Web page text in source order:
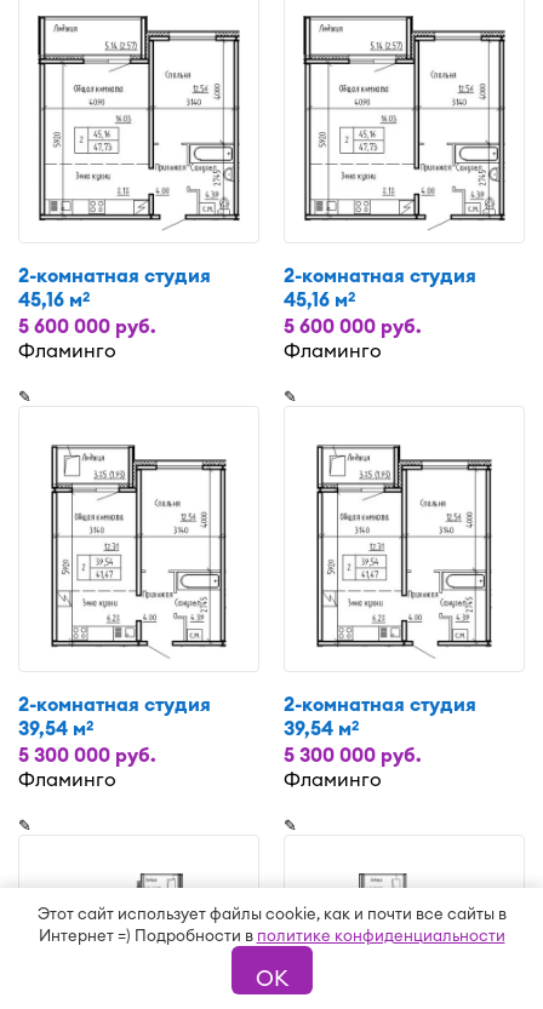
Этот сайт использует файлы cookie, как и почти все сайты в
Интернет =) Подробности в политике конфиденциальности
ОК
2-комнатная студия
45,16 м2
5 600 000 руб.
Фламинго
2-комнатная студия
45,16 м2
5 600 000 руб.
Фламинго
✎
2-комнатная студия
39,54 м2
5 300 000 руб.
Фламинго
✎
2-комнатная студия
39,54 м2
5 300 000 руб.
Фламинго
✎ ✎